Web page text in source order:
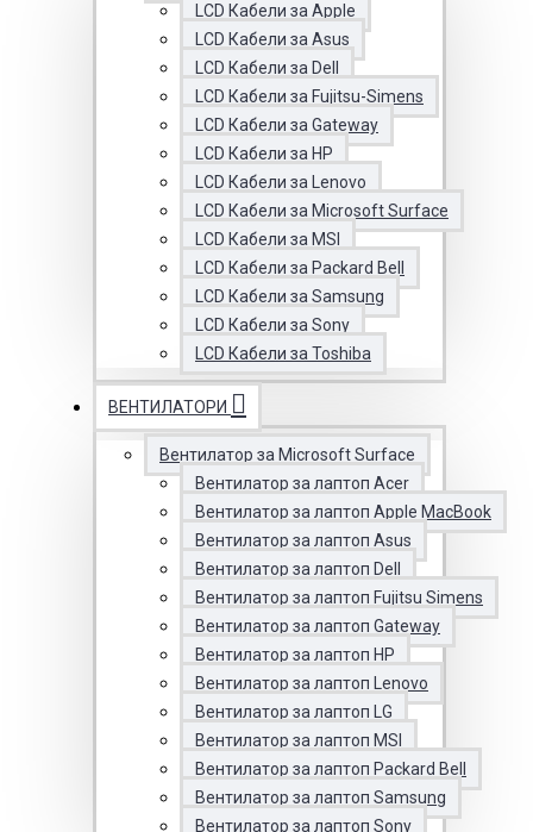
LCD Кабели за Apple
LCD Кабели за Asus
LCD Кабели за Dell
LCD Кабели за Fujitsu-Simens
LCD Кабели за Gateway
LCD Кабели за HP
LCD Кабели за Lenovo
LCD Кабели за Microsoft Surface
LCD Кабели за MSI
LCD Кабели за Packard Bell
LCD Кабели за Samsung
LCD Кабели за Sony
LCD Кабели за Toshiba
ВЕНТИЛАТОРИ
Вентилатор за Microsoft Surface
Вентилатор за лаптоп Acer
Вентилатор за лаптоп Apple MacBook
Вентилатор за лаптоп Asus
Вентилатор за лаптоп Dell
Вентилатор за лаптоп Fujitsu Simens
Вентилатор за лаптоп Gateway
Вентилатор за лаптоп HP
Вентилатор за лаптоп Lenovo
Вентилатор за лаптоп LG
Вентилатор за лаптоп MSI
Вентилатор за лаптоп Packard Bell
Вентилатор за лаптоп Samsung
Вентилатор за лаптоп Sony